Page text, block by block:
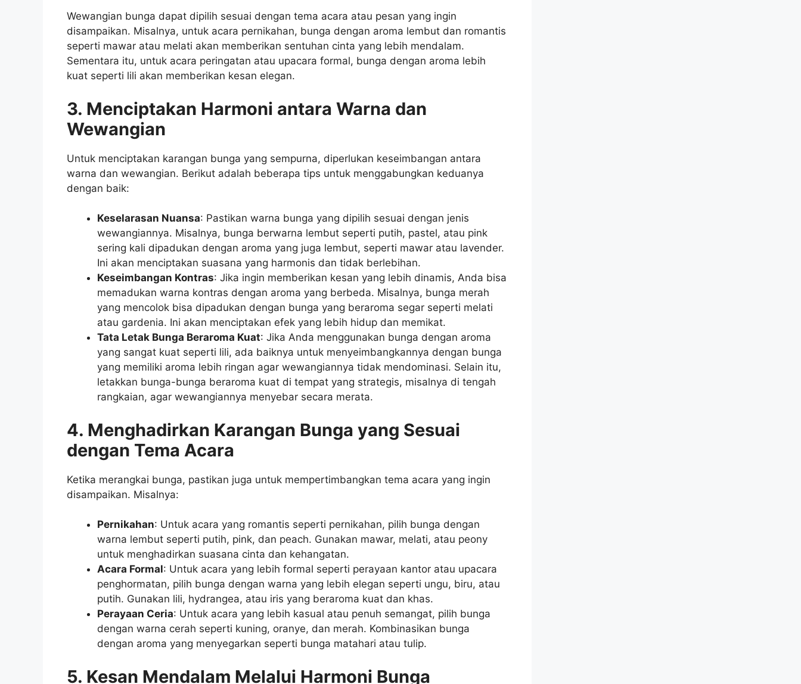
Wewangian bunga dapat dipilih sesuai dengan tema acara atau pesan yang ingin
disampaikan. Misalnya, untuk acara pernikahan, bunga dengan aroma lembut dan romantis
seperti mawar atau melati akan memberikan sentuhan cinta yang lebih mendalam.
Sementara itu, untuk acara peringatan atau upacara formal, bunga dengan aroma lebih
kuat seperti lili akan memberikan kesan elegan.
3. Menciptakan Harmoni antara Warna dan
Wewangian
Untuk menciptakan karangan bunga yang sempurna, diperlukan keseimbangan antara
warna dan wewangian. Berikut adalah beberapa tips untuk menggabungkan keduanya
dengan baik:
Keselarasan Nuansa: Pastikan warna bunga yang dipilih sesuai dengan jenis
wewangiannya. Misalnya, bunga berwarna lembut seperti putih, pastel, atau pink
sering kali dipadukan dengan aroma yang juga lembut, seperti mawar atau lavender.
Ini akan menciptakan suasana yang harmonis dan tidak berlebihan.
Keseimbangan Kontras: Jika ingin memberikan kesan yang lebih dinamis, Anda bisa
memadukan warna kontras dengan aroma yang berbeda. Misalnya, bunga merah
yang mencolok bisa dipadukan dengan bunga yang beraroma segar seperti melati
atau gardenia. Ini akan menciptakan efek yang lebih hidup dan memikat.
Tata Letak Bunga Beraroma Kuat: Jika Anda menggunakan bunga dengan aroma
yang sangat kuat seperti lili, ada baiknya untuk menyeimbangkannya dengan bunga
yang memiliki aroma lebih ringan agar wewangiannya tidak mendominasi. Selain itu,
letakkan bunga-bunga beraroma kuat di tempat yang strategis, misalnya di tengah
rangkaian, agar wewangiannya menyebar secara merata.
4. Menghadirkan Karangan Bunga yang Sesuai
dengan Tema Acara
Ketika merangkai bunga, pastikan juga untuk mempertimbangkan tema acara yang ingin
disampaikan. Misalnya:
Pernikahan: Untuk acara yang romantis seperti pernikahan, pilih bunga dengan
warna lembut seperti putih, pink, dan peach. Gunakan mawar, melati, atau peony
untuk menghadirkan suasana cinta dan kehangatan.
Acara Formal: Untuk acara yang lebih formal seperti perayaan kantor atau upacara
penghormatan, pilih bunga dengan warna yang lebih elegan seperti ungu, biru, atau
putih. Gunakan lili, hydrangea, atau iris yang beraroma kuat dan khas.
Perayaan Ceria: Untuk acara yang lebih kasual atau penuh semangat, pilih bunga
dengan warna cerah seperti kuning, oranye, dan merah. Kombinasikan bunga
dengan aroma yang menyegarkan seperti bunga matahari atau tulip.
5. Kesan Mendalam Melalui Harmoni Bunga